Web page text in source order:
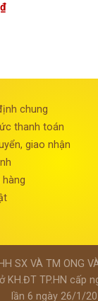
₫
chung
thanh toán
giao nhận
hàng
SX VÀ TM ONG
KH.ĐT TP.HN cấp
lần 6 ngày 26/1/